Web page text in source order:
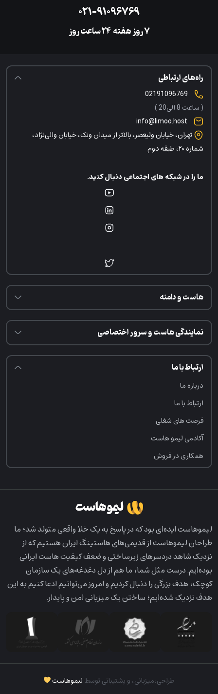
۰۲۱-۹۱۰۹۶۷۶۹
۷ روز هفته ‌۲۴ ساعت روز
هاست و دامنه
نمایندگی هاست و سرور اختصاصی
ارتباط با ما
درباره ما
ارتباط با ما
فرصت‌ های شغلی
آکادمی لیمو هاست
همکاری در فروش
راه‌های ارتباطی
( ساعت 8 الی20 )
info@limoo.host
تهران، خیابان ولیعصر، بالاتر از میدان ونک، خیابان والی‌نژاد،
شماره ۲۰، طبقه دوم
ما را در شبکه های اجتماعی دنبال کنید.
لیمو‌هاست ایده‌ای بود که در پاسخ به یک خلا واقعی متولد شد؛ ما
طراحان لیمو‌هاست از قدیمی‌های هاستینگ ایران هستیم که از
نزدیک شاهد دردسرهای زیرساختی و ضعف کیفیت هاست ایرانی
بوده‌ایم. درست مثل شما، ما هم از دل دغدغه‌های یک سازمان
کوچک، هدف بزرگی را دنبال کردیم و امروز می‌توانیم ادعا کنیم به این
هدف نزدیک شده‌ایم؛ ساختن یک میزبانی امن و پایدار.
طراحی،‌میزبانی، و پشتیبانی توسطلیموهاست